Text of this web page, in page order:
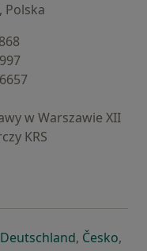
Polska
w Warszawie XII
KRS
karcie
się w nowej karcie
się w nowej
Deutschlandotwiera się
, Česko,